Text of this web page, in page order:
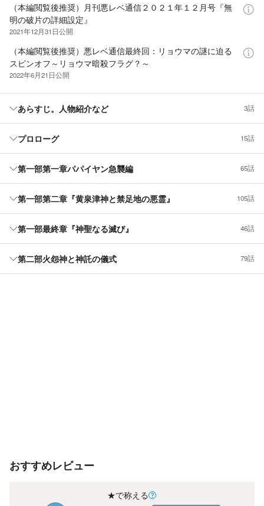
（本編閲覧後推奨）月刊悪レベ通信２０２１年１２月号『無
明の破片の詳細設定』
2021年12月31日公開
（本編閲覧後推奨）悪レベ通信最終回：リョウマの謎に迫る
スピンオフ～リョウマ暗殺フラグ？～
2022年6月21日公開
あらすじ。人物紹介など 3話
プロローグ 15話
第一部第一章パパイヤン急襲編 65話
第一部第二章『黄泉津神と禁足地の悪霊』 105話
第一部最終章『神聖なる滅び』 46話
第二部火怨神と神託の儀式 79話
おすすめレビュー
★で称える